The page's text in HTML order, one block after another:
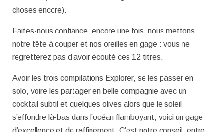
choses encore).
Faites-nous confiance, encore une fois, nous mettons
notre tête à couper et nos oreilles en gage : vous ne
regretterez pas d’avoir écouté ces 12 titres.
Avoir les trois compilations Explorer, se les passer en
solo, voire les partager en belle compagnie avec un
cocktail subtil et quelques olives alors que le soleil
s’effondre là-bas dans l’océan flamboyant, voici un gage